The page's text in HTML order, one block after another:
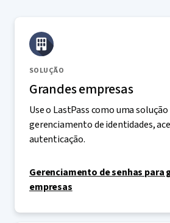
SOLUÇÃO
Grandes empresas
Use o LastPass como uma
gerenciamento de identidades,
autenticação.
Gerenciamento de senhas para
empresas